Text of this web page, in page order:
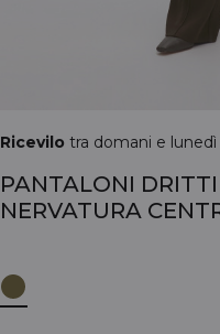
Ricevilo tra domani e lunedì
PANTALONI
NERVATURA